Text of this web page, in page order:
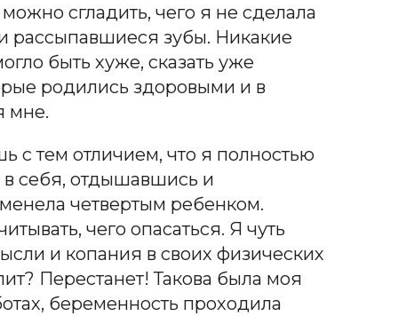
сгладить, чего я не сделала
рассыпавшиеся зубы. Никакие
быть хуже, сказать уже
родились здоровыми и в
мне.
с тем отличием, что я полностью
себя, отдышавшись и
четвертым ребенком.
чего опасаться. Я чуть
и копания в своих физических
Перестанет! Такова была моя
беременность проходила